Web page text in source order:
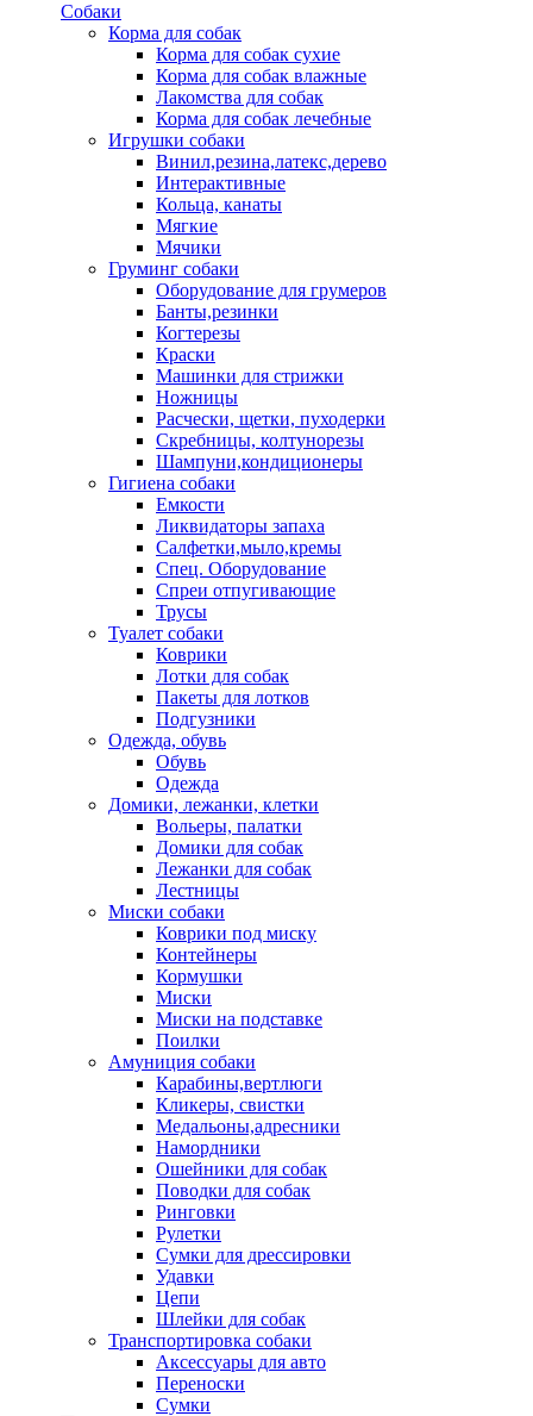
Собаки
Корма для собак
Корма для собак сухие
Корма для собак влажные
Лакомства для собак
Корма для собак лечебные
Игрушки собаки
Винил,резина,латекс,дерево
Интерактивные
Кольца, канаты
Мягкие
Мячики
Груминг собаки
Оборудование для грумеров
Банты,резинки
Когтерезы
Краски
Машинки для стрижки
Ножницы
Расчески, щетки, пуходерки
Скребницы, колтунорезы
Шампуни,кондиционеры
Гигиена собаки
Емкости
Ликвидаторы запаха
Салфетки,мыло,кремы
Спец. Оборудование
Спреи отпугивающие
Трусы
Туалет собаки
Коврики
Лотки для собак
Пакеты для лотков
Подгузники
Одежда, обувь
Обувь
Одежда
Домики, лежанки, клетки
Вольеры, палатки
Домики для собак
Лежанки для собак
Лестницы
Миски собаки
Коврики под миску
Контейнеры
Кормушки
Миски
Миски на подставке
Поилки
Амуниция собаки
Карабины,вертлюги
Кликеры, свистки
Медальоны,адресники
Намордники
Ошейники для собак
Поводки для собак
Ринговки
Рулетки
Сумки для дрессировки
Удавки
Цепи
Шлейки для собак
Транспортировка собаки
Аксессуары для авто
Переноски
Сумки